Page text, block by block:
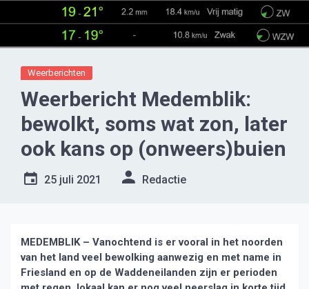
Weerberichten
Weerbericht Medemblik:
bewolkt, soms wat zon, later
ook kans op (onweers)buien
25 juli 2021 Redactie
MEDEMBLIK – Vanochtend is er vooral in het noorden
van het land veel bewolking aanwezig en met name in
Friesland en op de Waddeneilanden zijn er perioden